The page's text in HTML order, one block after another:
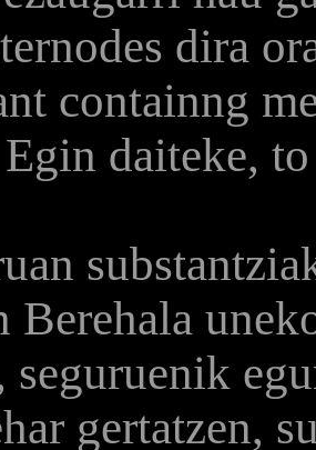
dira
containng
daiteke,
Berehala
seguruenik
gertatzen,